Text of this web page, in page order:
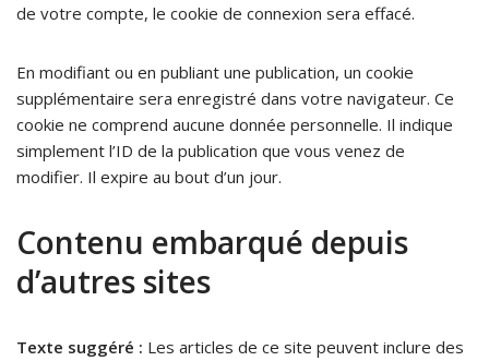
de votre compte, le cookie de connexion sera effacé.
En modifiant ou en publiant une publication, un cookie
supplémentaire sera enregistré dans votre navigateur. Ce
cookie ne comprend aucune donnée personnelle. Il indique
simplement l’ID de la publication que vous venez de
modifier. Il expire au bout d’un jour.
Contenu embarqué depuis
d’autres sites
Texte suggéré : Les articles de ce site peuvent inclure des